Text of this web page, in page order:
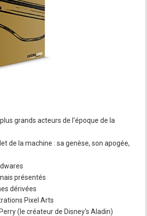
grands acteurs de l'époque de la
de la machine : sa genèse, son apogée,
présentés
dérivées
Pixel Arts
(le créateur de Disney's Aladin)